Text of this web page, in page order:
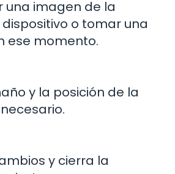
una imagen de la
o tomar una
ese momento.
y la posición de la
y cierra la